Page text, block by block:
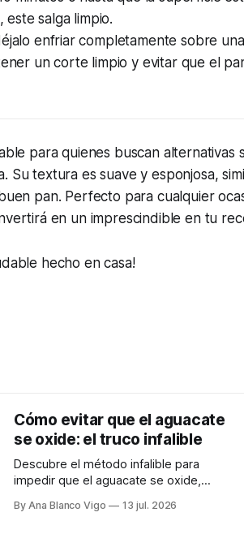
salga limpio.
enfriar completamente sobre
un corte limpio y evitar que el
para quienes buscan alternativas
textura es suave y esponjosa,
pan. Perfecto para cualquier
en un imprescindible en tu
hecho en casa!
Cómo evitar que el aguacate
se oxide: el truco infalible
Descubre el método infalible para
impedir que el aguacate se oxide,
fresco. Paso a paso te explicamos
By Ana Blanco Vigo 13 jul. 2026